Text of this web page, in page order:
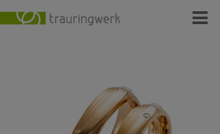
Individuelle Schmuckstücke